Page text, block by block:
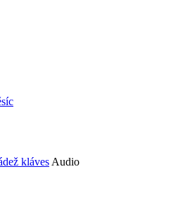
kláves Audio